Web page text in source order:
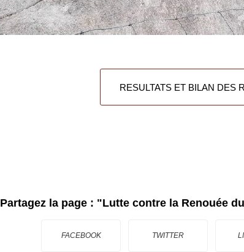
RESULTATS ET BILAN DES
Partagez la page : "Lutte contre la Renouée
FACEBOOK TWITTER